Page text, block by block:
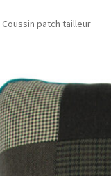
Coussin patch tailleur